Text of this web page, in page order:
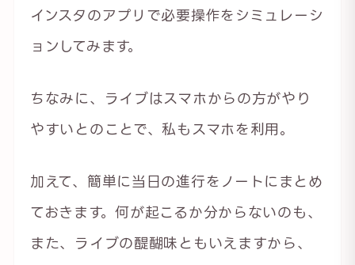
インスタのアプリで必要操作をシミュレーシ
ョンしてみます。
ちなみに、ライブはスマホからの方がやり
やすいとのことで、私もスマホを利用。
加えて、簡単に当日の進行をノートにまとめ
ておきます。何が起こるか分からないのも、
また、ライブの醍醐味ともいえますから、